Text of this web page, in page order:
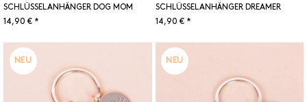
SCHLÜSSELANHÄNGER DOG MOM
14,90 € *
SCHLÜSSELANHÄNGER DREAMER
14,90 € *
NEU NEU